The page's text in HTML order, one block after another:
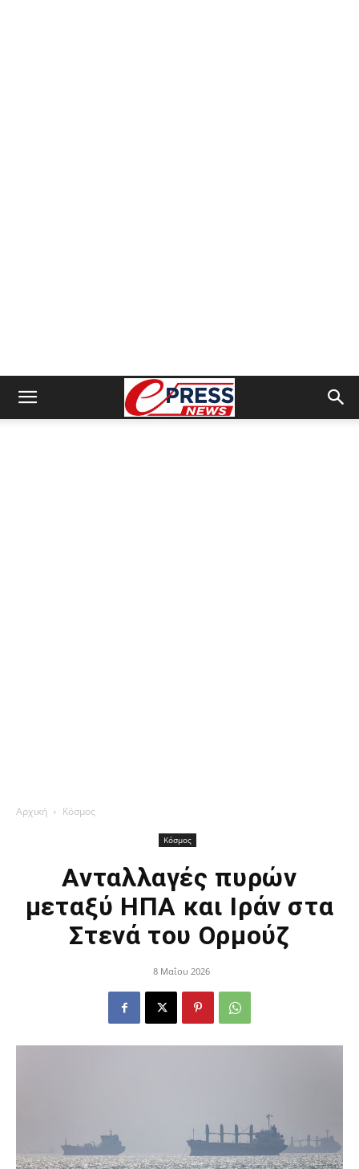
Αρχική Κόσμος
Κόσμος
Ανταλλαγές πυρών
μεταξύ ΗΠΑ και Ιράν στα
Στενά του Ορμούζ
8 Μαΐου 2026